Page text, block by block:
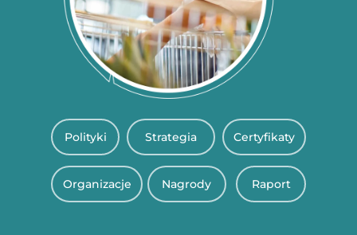
Polityki Strategia Certyfikaty
Organizacje Nagrody Raport